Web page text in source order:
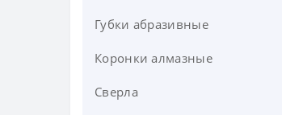
UNION TOOL .Однозаходные
выбросом стружки вверх
Губки абразивные
Коронки алмазные
Сверла